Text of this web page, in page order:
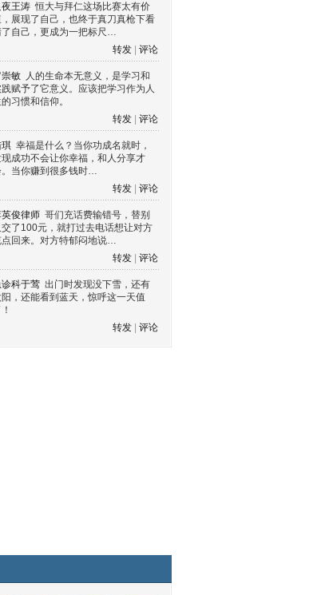
夜王涛 恒大与拜仁这场比赛太有价
展现了自己，也终于真刀真枪下看
了自己，更成为一把标尺…
转发
评论
崇敏 人的生命本无意义，是学习和
赋予了它意义。应该把学习作为人
习惯和信仰。
转发
评论
琪 幸福是什么？当你功成名就时，
成功不会让你幸福，和人分享才
。当你赚到很多钱时…
转发
评论
俊律师 哥们充话费输错号，替别
交了100元，就打过去电话想让对方
点回来。对方特郁闷地说…
转发
评论
科于莺 出门时发现没下雪，还有
，还能看到蓝天，惊呼这一天值
转发
评论